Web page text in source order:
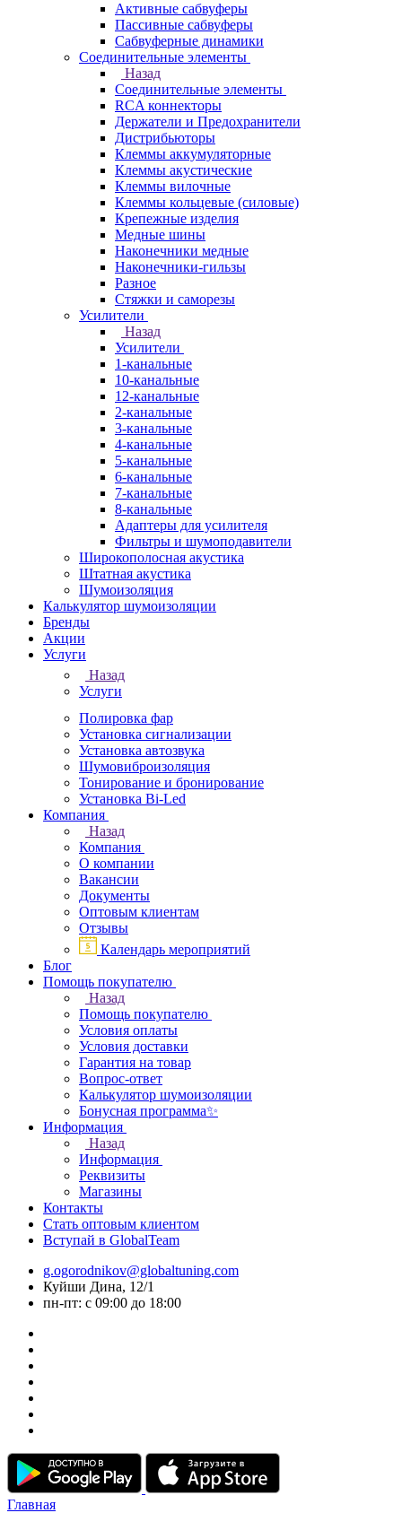
Активные сабвуферы
Пассивные сабвуферы
Сабвуферные динамики
Соединительные элементы
Назад
Соединительные элементы
RCA коннекторы
Держатели и Предохранители
Дистрибьюторы
Клеммы аккумуляторные
Клеммы акустические
Клеммы вилочные
Клеммы кольцевые (силовые)
Крепежные изделия
Медные шины
Наконечники медные
Наконечники-гильзы
Разное
Стяжки и саморезы
Усилители
Назад
Усилители
1-канальные
10-канальные
12-канальные
2-канальные
3-канальные
4-канальные
5-канальные
6-канальные
7-канальные
8-канальные
Адаптеры для усилителя
Фильтры и шумоподавители
Широкополосная акустика
Штатная акустика
Шумоизоляция
Калькулятор шумоизоляции
Бренды
Акции
Услуги
Назад
Услуги
Полировка фар
Установка сигнализации
Установка автозвука
Шумовиброизоляция
Тонирование и бронирование
Установка Bi-Led
Компания
Назад
Компания
О компании
Вакансии
Документы
Оптовым клиентам
Отзывы
Календарь мероприятий
Блог
Помощь покупателю
Назад
Помощь покупателю
Условия оплаты
Условия доставки
Гарантия на товар
Вопрос-ответ
Калькулятор шумоизоляции
Бонусная программа✨
Информация
Назад
Информация
Реквизиты
Магазины
Контакты
Стать оптовым клиентом
Вступай в GlobalTeam
g.ogorodnikov@globaltuning.com
Куйши Дина, 12/1
пн-пт: с 09:00 до 18:00
Главная